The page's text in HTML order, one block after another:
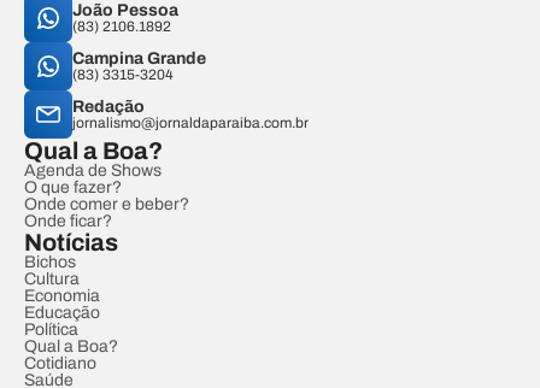
João Pessoa
(83) 2106.1892
Campina Grande
(83) 3315-3204
Redação
jornalismo@jornaldaparaiba.com.br
Qual a Boa?
Agenda de Shows
O que fazer?
Onde comer e beber?
Onde ficar?
Notícias
Bichos
Cultura
Economia
Educação
Política
Qual a Boa?
Cotidiano
Saúde